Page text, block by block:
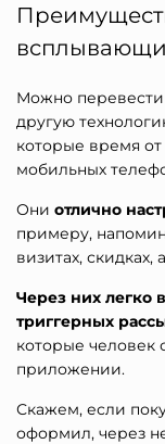
Можно
другую
которые время
мобильных
Они отлично
примеру,
визитах,
Через них легко
триггерных
которые человек
приложении.
Скажем, если
оформил, через